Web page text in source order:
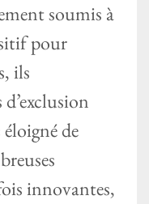
soumis à
pour
ils
de
innovantes,